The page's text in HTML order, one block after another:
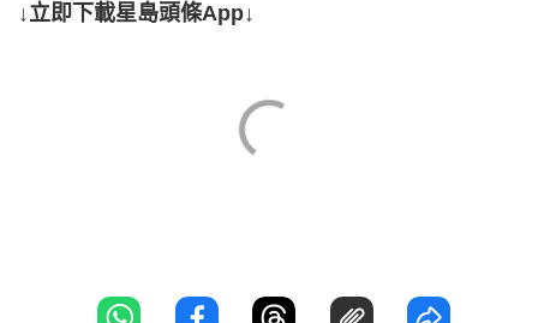
↓立即下載星島頭條App↓